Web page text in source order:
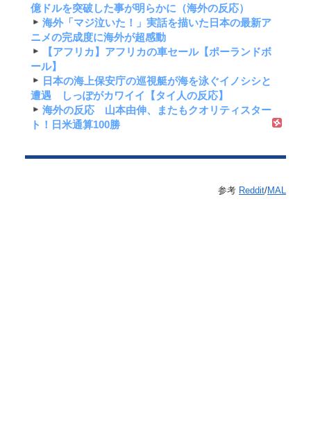
億ドルを突破した事が明らかに（海外の反応）
海外「マジ泣いた！」実話を描いた日本の最新ア
ニメの完成度に海外が超感動
【アフリカ】アフリカの車セール【ポーランドボ
ール】
日本の海上保安庁の巡視艇が海を泳ぐイノシシと
遭遇 しっぽがカワイイ【タイ人の反応】
海外の反応 山本由伸、またもクオリティスター
ト！日米通算100勝
参考 Reddit/MAL